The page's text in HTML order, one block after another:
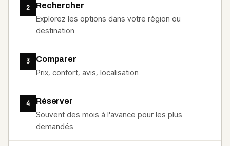
2 Rechercher
Explorez les options dans votre région ou
destination
3 Comparer
Prix, confort, avis, localisation
4 Réserver
Souvent des mois à l'avance pour les plus
demandés